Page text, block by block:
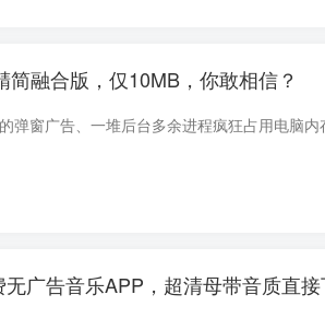
融合版，仅10MB，你敢相信？
广告音乐APP，超清母带音质直